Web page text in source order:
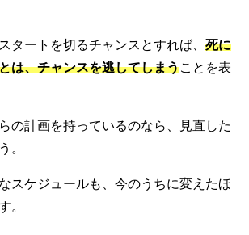
タートを切るチャンスとすれば、 死に
は、チャンスを逃してしまう ことを表
の計画を持っているのなら、見直した
。
スケジュールも、今のうちに変えたほ
。